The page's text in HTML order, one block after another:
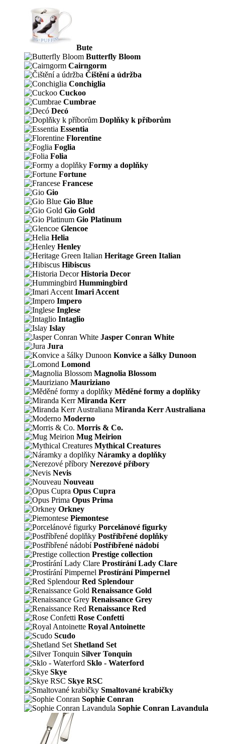
Bute
Butterfly Bloom
Cairngorm
Čištění a údržba
Conchiglia
Cuckoo
Cumbrae
Decó
Doplňky k příborům
Essentia
Florentine
Foglia
Folia
Formy a doplňky
Fortune
Francese
Gio
Gio Blue
Gio Gold
Gio Platinum
Glencoe
Helia
Henley
Heritage Green Italian
Hibiscus
Historia Decor
Hummingbird
Imari Accent
Impero
Inglese
Intaglio
Islay
Jasper Conran White
Jura
Konvice a šálky Dunoon
Lomond
Magnolia Blossom
Mauriziano
Měděné formy a doplňky
Miranda Kerr
Miranda Kerr Australiana
Moderno
Morris & Co.
Mug Meirion
Mythical Creatures
Náramky a doplňky
Nerezové příbory
Nevis
Nouveau
Opus Cupra
Opus Prima
Orkney
Piemontese
Porcelánové figurky
Postříbřené doplňky
Postříbřené nádobí
Prestige collection
Prostírání Lady Clare
Prostírání Pimpernel
Red Splendour
Renaissance Gold
Renaissance Grey
Renaissance Red
Rose Confetti
Royal Antoinette
Scudo
Shetland Set
Silver Tonquin
Sklo - Waterford
Skye
Skye RSC
Smaltované krabičky
Sophie Conran
Sophie Conran Lavandula